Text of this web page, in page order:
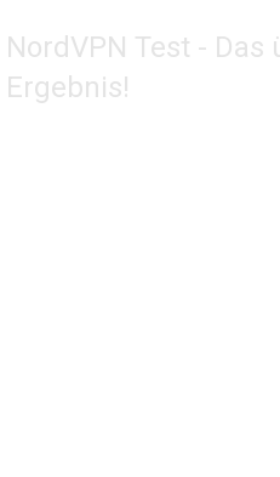
NordVPN Test -
Ergebnis!